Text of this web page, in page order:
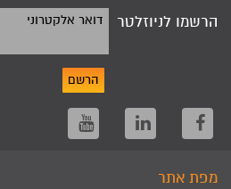
הרשמו לניוזלטר דואר אלקטרוני
הרשם
מפת אתר